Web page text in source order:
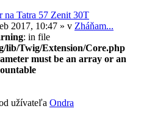
Tatra 57 Zenit 30T
2017, 10:47 » v Zháňam...
: in file
lib/Twig/Extension/Core.php
must be an array or an
užívateľa Ondra